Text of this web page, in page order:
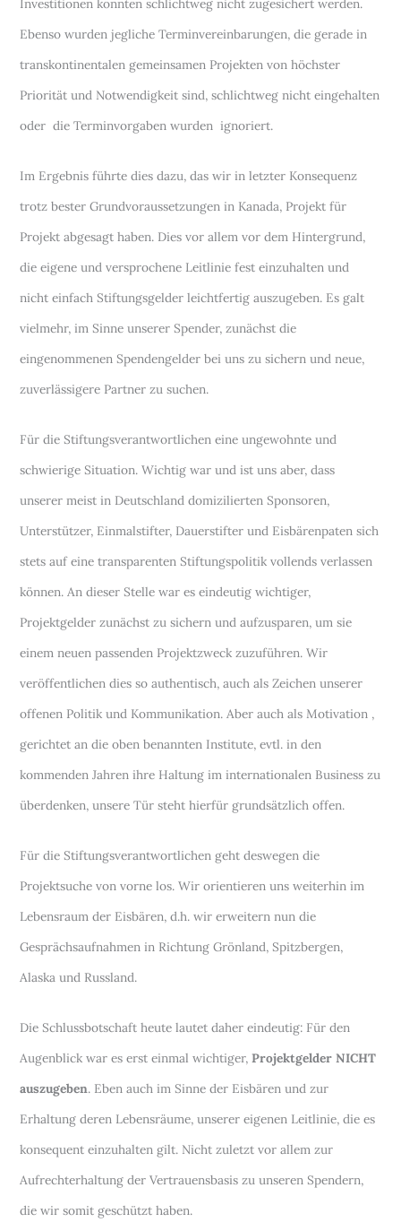
Investitionen konnten schlichtweg nicht zugesichert werden.
Ebenso wurden jegliche Terminvereinbarungen, die gerade in
transkontinentalen gemeinsamen Projekten von höchster
Priorität und Notwendigkeit sind, schlichtweg nicht eingehalten
oder die Terminvorgaben wurden ignoriert.
Im Ergebnis führte dies dazu, das wir in letzter Konsequenz
trotz bester Grundvoraussetzungen in Kanada, Projekt für
Projekt abgesagt haben. Dies vor allem vor dem Hintergrund,
die eigene und versprochene Leitlinie fest einzuhalten und
nicht einfach Stiftungsgelder leichtfertig auszugeben. Es galt
vielmehr, im Sinne unserer Spender, zunächst die
eingenommenen Spendengelder bei uns zu sichern und neue,
zuverlässigere Partner zu suchen.
Für die Stiftungsverantwortlichen eine ungewohnte und
schwierige Situation. Wichtig war und ist uns aber, dass
unserer meist in Deutschland domizilierten Sponsoren,
Unterstützer, Einmalstifter, Dauerstifter und Eisbärenpaten sich
stets auf eine transparenten Stiftungspolitik vollends verlassen
können. An dieser Stelle war es eindeutig wichtiger,
Projektgelder zunächst zu sichern und aufzusparen, um sie
einem neuen passenden Projektzweck zuzuführen. Wir
veröffentlichen dies so authentisch, auch als Zeichen unserer
offenen Politik und Kommunikation. Aber auch als Motivation ,
gerichtet an die oben benannten Institute, evtl. in den
kommenden Jahren ihre Haltung im internationalen Business zu
überdenken, unsere Tür steht hierfür grundsätzlich offen.
Für die Stiftungsverantwortlichen geht deswegen die
Projektsuche von vorne los. Wir orientieren uns weiterhin im
Lebensraum der Eisbären, d.h. wir erweitern nun die
Gesprächsaufnahmen in Richtung Grönland, Spitzbergen,
Alaska und Russland.
Die Schlussbotschaft heute lautet daher eindeutig: Für den
Augenblick war es erst einmal wichtiger,Projektgelder NICHT
auszugeben. Eben auch im Sinne der Eisbären und zur
Erhaltung deren Lebensräume, unserer eigenen Leitlinie, die es
konsequent einzuhalten gilt. Nicht zuletzt vor allem zur
Aufrechterhaltung der Vertrauensbasis zu unseren Spendern,
die wir somit geschützt haben.